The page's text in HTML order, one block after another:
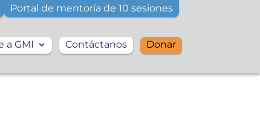
Portal de mentoría de 10 sesiones
a GMI Contáctanos Donar